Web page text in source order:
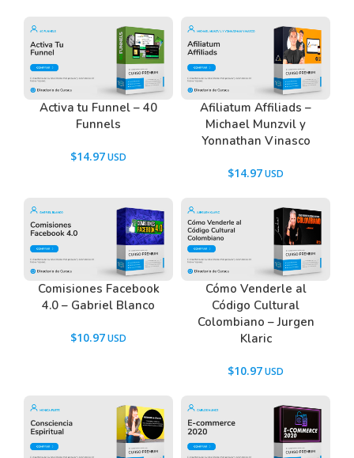
Activa tu Funnel – 40
Funnels
$14.97
Afiliatum Affiliads –
Michael Munzvil y
Yonnathan Vinasco
$14.97
Comisiones Facebook
4.0 – Gabriel Blanco
$10.97
Cómo Venderle al
Código Cultural
Colombiano – Jurgen
Klaric
$10.97